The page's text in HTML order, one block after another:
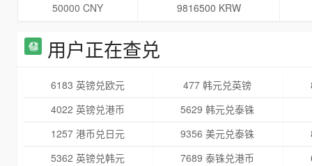
50000 CNY
9816500 KRW
用户正在查兑
6183 英镑兑欧元 477 韩元兑英镑
4022 英镑兑港币
5629 韩元兑泰铢
1257 港币兑日元
9356 美元兑泰铢
5362 英镑兑韩元
7689 泰铢兑港币